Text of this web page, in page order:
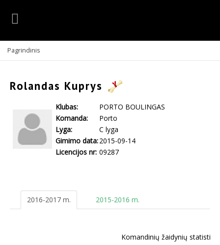
Pagrindinis
Rolandas Kuprys
Klubas:
PORTO BOULINGAS
Komanda:
Porto
Lyga:
C lyga
Gimimo data:2015-09-14
Licencijos nr: 09287
2016-2017 m. 2015-2016 m.
Komandinių žaidynių